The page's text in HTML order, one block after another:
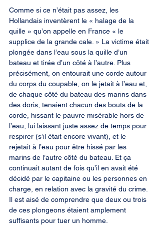
Comme si ce n’était pas assez, les
Hollandais inventèrent le « halage de la
quille » qu’on appelle en France « le
supplice de la grande cale. » La victime était
plongée dans l’eau sous la quille d’un
bateau et tirée d’un côté à l’autre. Plus
précisément, on entourait une corde autour
du corps du coupable, on le jetait à l’eau et,
de chaque côté du bateau des marins dans
des doris, tenaient chacun des bouts de la
corde, hissant le pauvre misérable hors de
l’eau, lui laissant juste assez de temps pour
respirer (s’il était encore vivant), et le
rejetait à l’eau pour être hissé par les
marins de l’autre côté du bateau. Et ça
continuait autant de fois qu’il en avait été
décidé par le capitaine ou les personnes en
charge, en relation avec la gravité du crime.
Il est aisé de comprendre que deux ou trois
de ces plongeons étaient amplement
suffisants pour tuer un homme.